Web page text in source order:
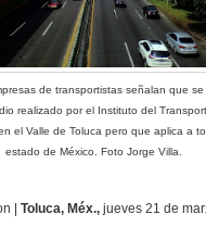
de transportistas señalan que se
realizado por el Instituto del
el Valle de Toluca pero que aplica a
estado de México. Foto Jorge Villa.
|Toluca, Méx., jueves 21 de